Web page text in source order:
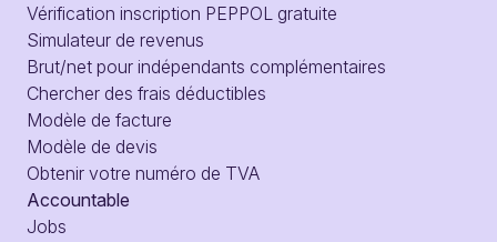
Vérification inscription PEPPOL gratuite
Simulateur de revenus
Brut/net pour indépendants complémentaires
Chercher des frais déductibles
Modèle de facture
Modèle de devis
Obtenir votre numéro de TVA
Accountable
Jobs